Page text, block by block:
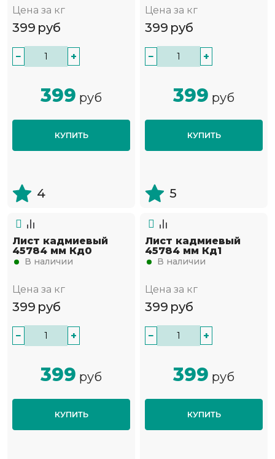
Цена за кг
399 руб
− +
399 руб
КУПИТЬ
4
Цена за кг
399 руб
− +
399 руб
КУПИТЬ
5
Лист кадмиевый
45784 мм Кд0
В наличии
Цена за кг
399 руб
− +
399 руб
КУПИТЬ
Лист кадмиевый
45784 мм Кд1
В наличии
Цена за кг
399 руб
− +
399 руб
КУПИТЬ